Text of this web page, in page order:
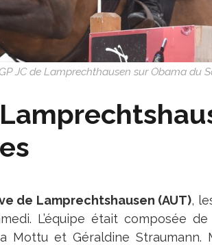
JC de Lamprechthausen sur Obama du
de Lamprechtshausen (AUT),
L’équipe était composée
Mottu et Géraldine